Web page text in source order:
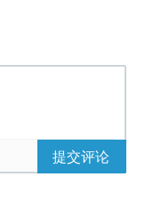
提交评论